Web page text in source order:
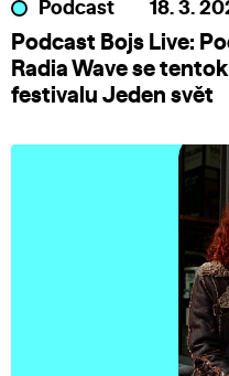
Podcast 18. 3.
Podcast Bojs Live:
Radia Wave se
festivalu Jeden svět